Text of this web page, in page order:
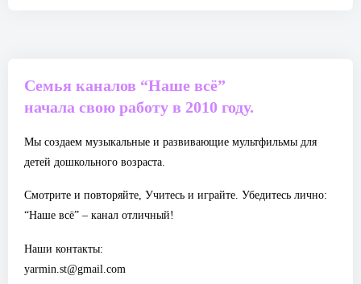
Семья каналов “Наше всё”
начала свою работу в 2010 году.
Мы создаем музыкальные и развивающие мультфильмы для
детей дошкольного возраста.
Смотрите и повторяйте, Учитесь и играйте. Убедитесь лично:
“Наше всё” – канал отличный!
Наши контакты:
yarmin.st@gmail.com